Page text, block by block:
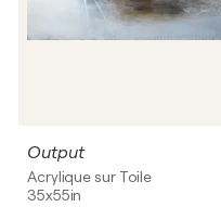
Output
Acrylique sur Toile
35x55in